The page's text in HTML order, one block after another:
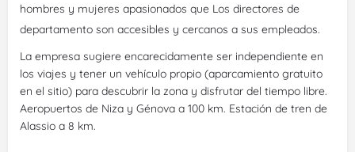
hombres y mujeres apasionados que Los directores de
departamento son accesibles y cercanos a sus empleados.
La empresa sugiere encarecidamente ser independiente en
los viajes y tener un vehículo propio (aparcamiento gratuito
en el sitio) para descubrir la zona y disfrutar del tiempo libre.
Aeropuertos de Niza y Génova a 100 km. Estación de tren de
Alassio a 8 km.